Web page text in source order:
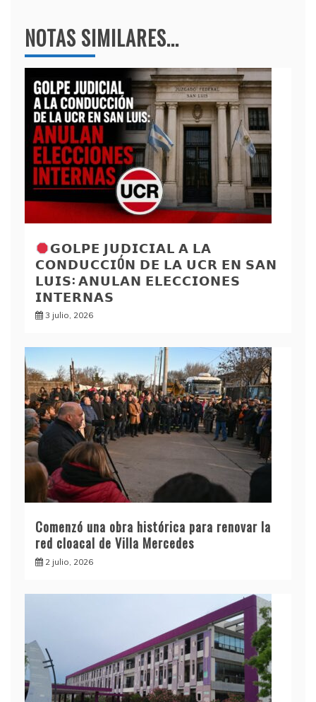
NOTAS SIMILARES...
𝗚𝗢𝗟𝗣𝗘 𝗝𝗨𝗗𝗜𝗖𝗜𝗔𝗟 𝗔 𝗟𝗔
𝗖𝗢𝗡𝗗𝗨𝗖𝗖𝗜Ó𝗡 𝗗𝗘 𝗟𝗔 𝗨𝗖𝗥 𝗘𝗡 𝗦𝗔𝗡
𝗟𝗨𝗜𝗦: 𝗔𝗡𝗨𝗟𝗔𝗡 𝗘𝗟𝗘𝗖𝗖𝗜𝗢𝗡𝗘𝗦
𝗜𝗡𝗧𝗘𝗥𝗡𝗔𝗦
3 julio, 2026
Comenzó una obra histórica para renovar la
red cloacal de Villa Mercedes
2 julio, 2026